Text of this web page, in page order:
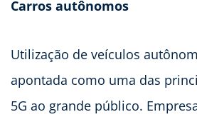
Carros autônomos
Utilização de veículos
apontada como uma das
5G ao grande público.